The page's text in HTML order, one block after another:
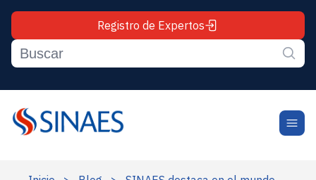
Registro de Expertos